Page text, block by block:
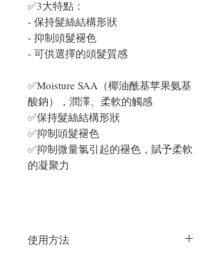
✅3大特點：
- 保持髮絲結構形狀
- 抑制頭髮褪色
- 可供選擇的頭髮質感
✅Moisture SAA（椰油酰基苹果氨基
酸鈉），潤澤、柔軟的觸感
✅保持髮絲結構形狀
✅抑制頭髮褪色
✅抑制微量氯引起的褪色，賦予柔軟
的凝聚力
使用方法